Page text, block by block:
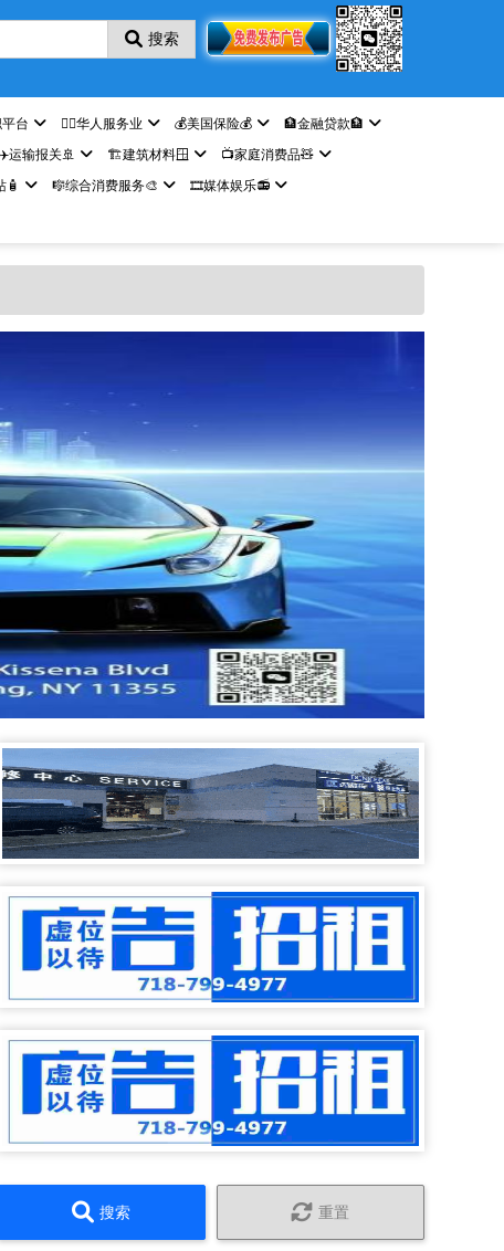
搜索
台 🤵‍♀️华人服务业 💰美国保险💰
🏦金融贷款🏦
✈️运输报关🚢 🏗️建筑材料🪟
📺家庭消费品🧸
🧴 🎼综合消费服务🎨
🎞️媒体娱乐📻
搜索 重置